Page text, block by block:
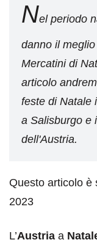
Nel periodo
danno il
Mercatini di
articolo
feste di Natale
a Salisburgo e
dell'Austria.
Questo articolo è
2023
L’Austria a